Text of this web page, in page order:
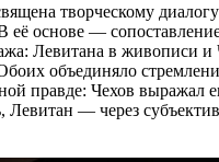
творческому
её основе —
Левитана в живописи и
объединяло
правде: Чехов выражал
Левитан — через